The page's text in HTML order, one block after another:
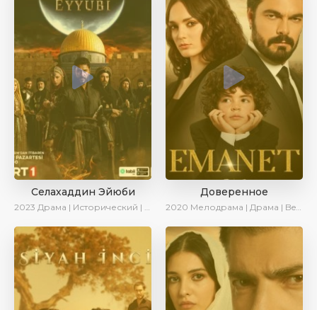
Селахаддин Эйюби
2023 Драма | Исторический | Сериалы 2023
Доверенное
2020 Мелодрама | Драма | BeniAffet